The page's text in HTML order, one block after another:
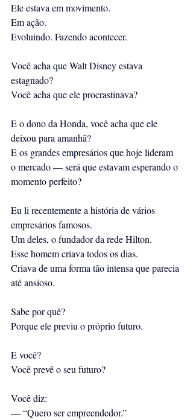
Ele estava em movimento.
Em ação.
Evoluindo. Fazendo acontecer.
Você acha que Walt Disney estava
estagnado?
Você acha que ele procrastinava?
E o dono da Honda, você acha que ele
deixou para amanhã?
E os grandes empresários que hoje lideram
o mercado — será que estavam esperando o
momento perfeito?
Eu li recentemente a história de vários
empresários famosos.
Um deles, o fundador da rede Hilton.
Esse homem criava todos os dias.
Criava de uma forma tão intensa que parecia
até ansioso.
Sabe por quê?
Porque ele previu o próprio futuro.
E você?
Você prevê o seu futuro?
Você diz:
— “Quero ser empreendedor.”